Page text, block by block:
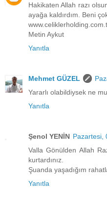
Hakikaten Allah razı
ayağa kaldırdım. Beni
Metin Aykut
Yanıtla
Mehmet GÜZEL
Yararlı olabildiysek ne
Yanıtla
Şenol YENİN Pazartesi,
Valla Gönülden Allah
kurtardınız.
Şuanda yaşadığım
Yanıtla